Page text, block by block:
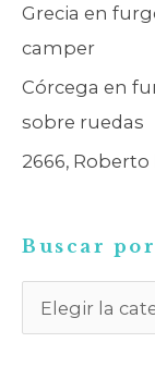
Grecia en
camper
Córcega en
sobre ruedas
2666,
Buscar
c
a
r
p
o
c
e